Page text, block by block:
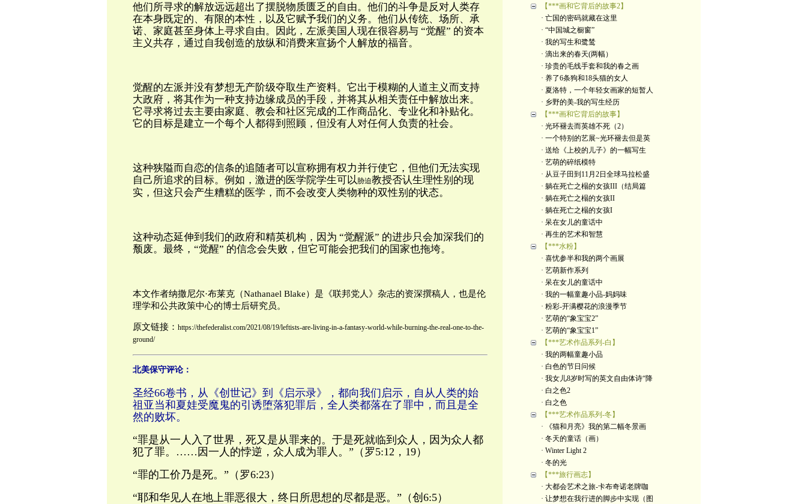
他们所寻求的解放远远超出了摆脱物质匮乏的自由。他们的斗争是反对人类存
在本身既定的、有限的本性，以及它赋予我们的义务。他们从传统、场所、承
诺、家庭甚至身体上寻求自由。因此，左派美国人现在很容易与 “觉醒” 的资本
主义共存，通过自我创造的放纵和消费来宣扬个人解放的福音。
觉醒的左派并没有梦想无产阶级夺取生产资料。它出于模糊的人道主义而支持
大政府，将其作为一种支持边缘成员的手段，并将其从相关责任中解放出来。
它寻求将过去主要由家庭、教会和社区完成的工作商品化、专业化和补贴化。
它的目标是建立一个每个人都得到照顾，但没有人对任何人负责的社会。
这种狭隘而自恋的信条的追随者可以宣称拥有权力并行使它，但他们无法实现
自己所追求的目标。例如，激进的医学院学生可以胁迫教授否认生理性别的现
实，但这只会产生糟糕的医学，而不会改变人类物种的双性别的状态。
这种动态延伸到我们的政府和精英机构，因为 “觉醒派” 的进步只会加深我们的
颓废。最终，“觉醒” 的信念会失败，但它可能会把我们的国家也拖垮。
本文作者纳撒尼尔·布莱克（Nathanael Blake）是《联邦党人》杂志的资深撰稿人，也是伦
理学和公共政策中心的博士后研究员。
原文链接： https://thefederalist.com/2021/08/19/leftists-are-living-in-a-fantasy-world-while-burning-the-real-one-to-the-
ground/
北美保守评论：
圣经66卷书，从《创世记》到《启示录》，都向我们启示，自从人类的始
祖亚当和夏娃受魔鬼的引诱堕落犯罪后，全人类都落在了罪中，而且是全
然的败坏。
“罪是从一人入了世界，死又是从罪来的。于是死就临到众人，因为众人都
犯了罪。……因一人的悖逆，众人成为罪人。”（罗5:12，19）
“罪的工价乃是死。”（罗6:23）
“耶和华见人在地上罪恶很大，终日所思想的尽都是恶。”（创6:5）
【***画和它背后的故事2】
· 亡国的密码就藏在这里
· “中国城之橱窗”
· 我的写生和鹭鸶
· 滴出来的春天(两幅）
· 珍贵的毛线手套和我的春之画
· 养了6条狗和18头猫的女人
· 夏洛特，一个年轻女画家的短暂人
· 乡野的美-我的写生经历
【***画和它背后的故事】
· 光环褪去而英雄不死（2）
· 一个特别的艺展~光环褪去但是英
· 送给《上校的儿子》的一幅写生
· 艺萌的碎纸模特
· 从豆子田到11月2日全球马拉松盛
· 躺在死亡之榻的女孩III（结局篇
· 躺在死亡之榻的女孩II
· 躺在死亡之榻的女孩I
· 呆在女儿的童话中
· 再生的艺术和智慧
【***水粉】
· 喜忧参半和我的两个画展
· 艺萌新作系列
· 呆在女儿的童话中
· 我的一幅童趣小品-妈妈味
· 粉彩-开满樱花的浪漫季节
· 艺萌的“象宝宝2”
· 艺萌的“象宝宝1”
【***艺术作品系列-白】
· 我的两幅童趣小品
· 白色的节日问候
· 我女儿8岁时写的英文自由体诗“降
· 白之色2
· 白之色
【***艺术作品系列-冬】
· 《猫和月亮》我的第二幅冬景画
· 冬天的童话（画）
· Winter Light 2
· 冬的光
【***旅行画志】
· 大都会艺术之旅-卡布奇诺老牌咖
· 让梦想在我行进的脚步中实现（图